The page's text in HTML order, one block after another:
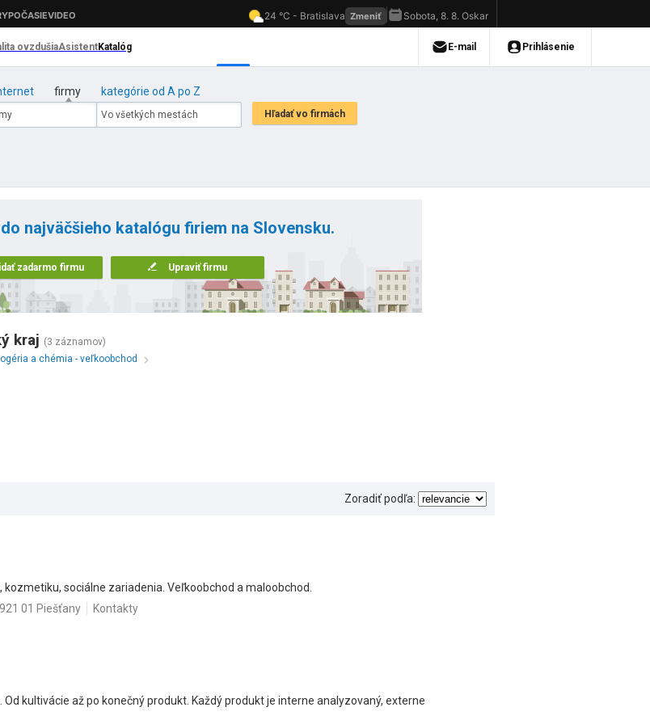
firmy kategórie od A po Z
najväčšieho katalógu firiem na Slovensku.
zadarmo firmu Upraviť firmu
kraj (3 záznamov)
a chémia - veľkoobchod
Zoradiť podľa:
sociálne zariadenia. Veľkoobchod a maloobchod.
01 Piešťany Kontakty
Od kultivácie až po konečný produkt. Každý produkt je interne analyzovaný, externe